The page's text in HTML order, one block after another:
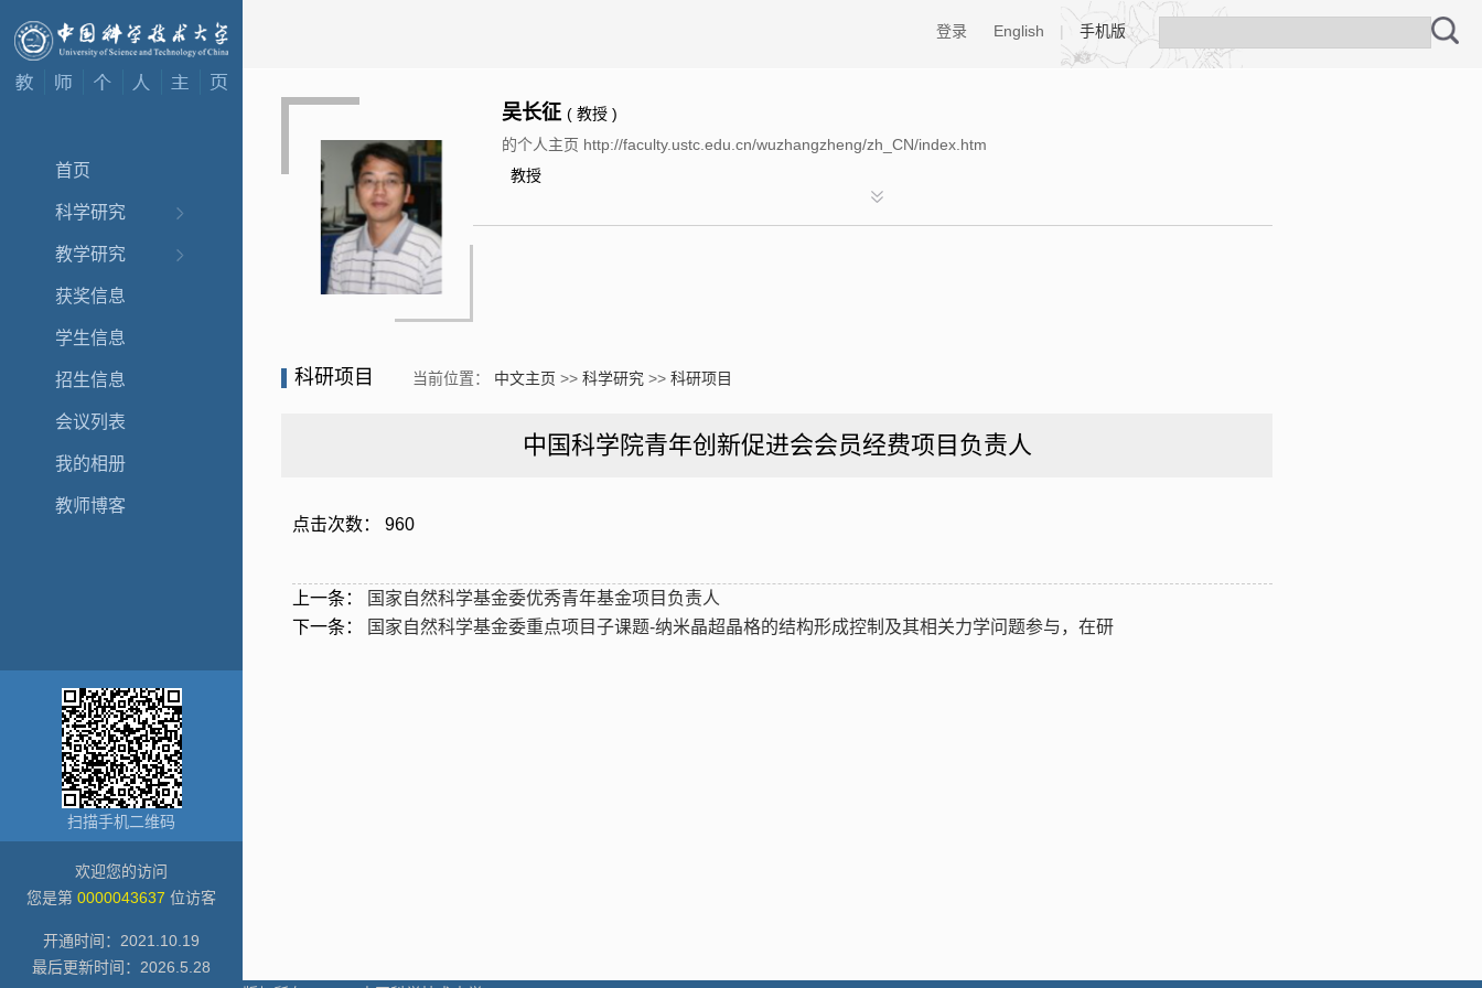
首页
科学研究
教学研究
获奖信息
学生信息
招生信息
会议列表
我的相册
教师博客
扫描手机二维码
欢迎您的访问
您是第 0000043637 位访客
开通时间： 2021 10 19
最后更新时间： 2026 5 28
登录 English | 手机版
吴长征 ( 教授 )
的个人主页 http://faculty.ustc.edu.cn/wuzhangzheng/zh_CN/index.htm
教授
科研项目 当前位置： 中文主页 >> 科学研究 >> 科研项目
中国科学院青年创新促进会会员经费项目负责人
点击次数： 960
上一条：
国家自然科学基金委优秀青年基金项目负责人
下一条：
国家自然科学基金委重点项目子课题-纳米晶超晶格的结构形成控制及其相关力学问题参与，在研